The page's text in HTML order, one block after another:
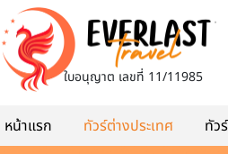
ใบอนุญาต เลขที่ 11/11985
หน้าแรก
ทัวร์ต่างประเทศ ทัว